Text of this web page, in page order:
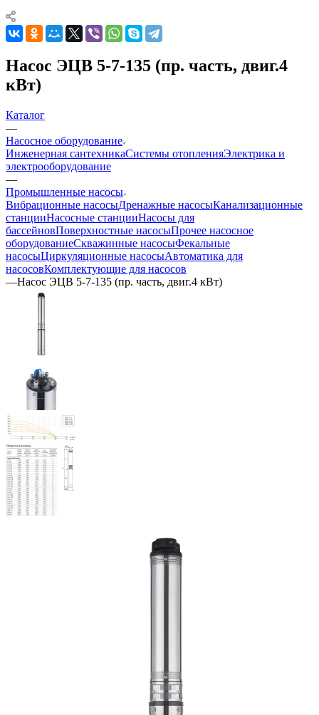
Насос ЭЦВ 5-7-135 (пр. часть, двиг.4
кВт)
Каталог
—
Насосное оборудование
Инженерная сантехникаСистемы отопленияЭлектрика и
электрооборудование
—
Промышленные насосы
Вибрационные насосыДренажные насосыКанализационные
станцииНасосные станцииНасосы для
бассейновПоверхностные насосыПрочее насосное
оборудованиеСкважинные насосыФекальные
насосыЦиркуляционные насосыАвтоматика для
насосовКомплектующие для насосов
—Насос ЭЦВ 5-7-135 (пр. часть, двиг.4 кВт)